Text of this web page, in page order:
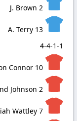
2
J. Brown
13
A. Terry
4-4-1-1
10
Connor
2
Johnson
7
Wattley